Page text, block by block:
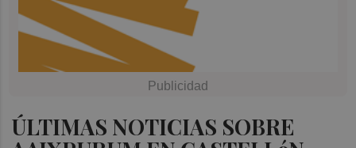
ÚLTIMAS NOTICIAS SOBRE